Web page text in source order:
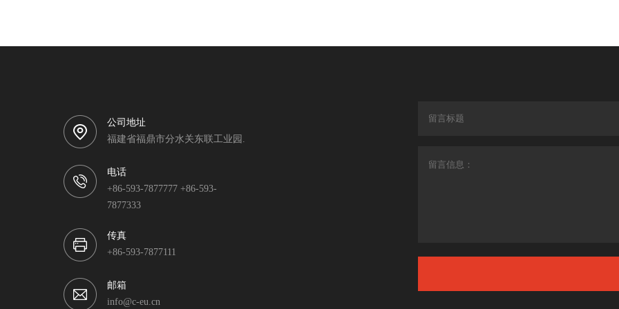
公司地址
福建省福鼎市分水关东联工业园.
电话
+86-593-7877777 +86-593-
7877333
传真
+86-593-7877111
邮箱
info@c-eu.cn